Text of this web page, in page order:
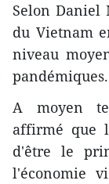
Selon Daniel
du Vietnam
niveau
pandémiques.
A moyen
affirmé que
d'être le
l'économie